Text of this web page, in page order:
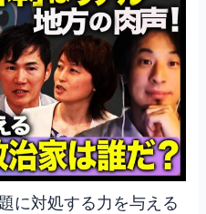
に対処する力を与える